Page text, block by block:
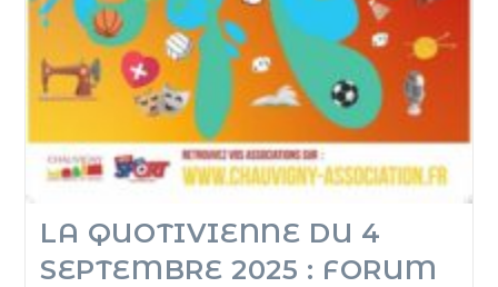
LA QUOTIVIENNE DU 4
SEPTEMBRE 2025 : FORUM